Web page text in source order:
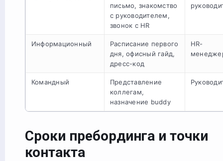
письмо, знакомство
с руководителем,
звонок с HR
Информационный
Расписание первого
дня, офисный гайд,
дресс-код
HR-
Командный
Представление
коллегам,
назначение buddy
Сроки пребординга и точки
контакта